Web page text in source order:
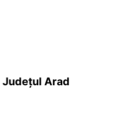
Județul Arad